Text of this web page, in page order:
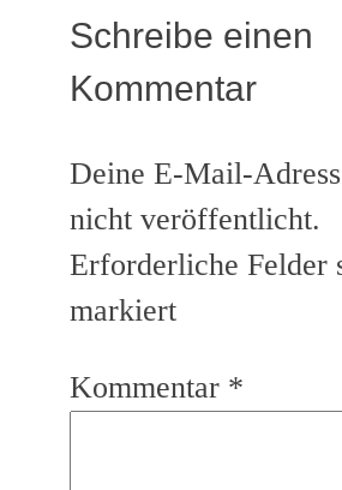
Schreibe einen
Kommentar
Deine E-Mail-
nicht veröffentlicht.
Erforderliche Felder
markiert
Kommentar *